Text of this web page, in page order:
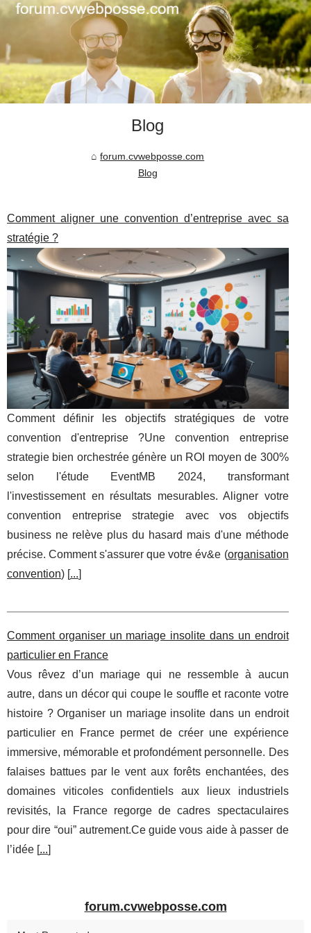
Blog
forum.cvwebposse.com
Blog
Comment aligner une convention d’entreprise avec sa
stratégie ?
Comment définir les objectifs stratégiques de votre
convention d'entreprise ?Une convention entreprise
strategie bien orchestrée génère un ROI moyen de 300%
selon l'étude EventMB 2024, transformant
l'investissement en résultats mesurables. Aligner votre
convention entreprise strategie avec vos objectifs
business ne relève plus du hasard mais d'une méthode
précise. Comment s'assurer que votre év&e (organisation
convention) [...]
Comment organiser un mariage insolite dans un endroit
particulier en France
Vous rêvez d’un mariage qui ne ressemble à aucun
autre, dans un décor qui coupe le souffle et raconte votre
histoire ? Organiser un mariage insolite dans un endroit
particulier en France permet de créer une expérience
immersive, mémorable et profondément personnelle. Des
falaises battues par le vent aux forêts enchantées, des
domaines viticoles confidentiels aux lieux industriels
revisités, la France regorge de cadres spectaculaires
pour dire “oui” autrement.Ce guide vous aide à passer de
l’idée [...]
forum.cvwebposse.com